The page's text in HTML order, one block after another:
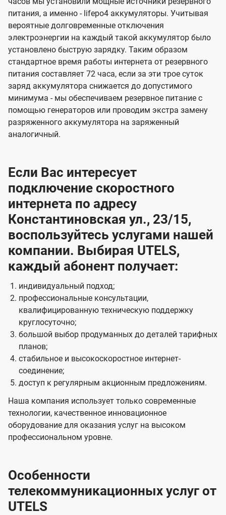
питания, а именно - lifepo4 аккумуляторы. Учитывая
вероятные долговременные отключения
электроэнергии на каждый такой аккумулятор было
установлено быструю зарядку. Таким образом
стандартное время работы интернета от резервного
питания составляет 72 часа, если за эти трое суток
заряд аккумулятора снижается до допустимого
минимума - мы обеспечиваем резервное питание с
помощью генераторов или проводим экстра замену
разряженного аккумулятора на заряженный
аналогичный.
Если Вас интересует
подключение скоростного
интернета по адресу
Константиновская ул., 23/15,
воспользуйтесь услугами нашей
компании. Выбирая UTELS,
каждый абонент получает:
индивидуальный подход;
профессиональные консультации,
квалифицированную техническую поддержку
круглосуточно;
большой выбор продуманных до деталей тарифных
планов;
стабильное и высокоскоростное интернет-
соединение;
доступ к регулярным акционным предложениям.
Наша компания использует только современные
технологии, качественное инновационное
оборудование для оказания услуг на высоком
профессиональном уровне.
Особенности
телекоммуникационных услуг от
UTELS